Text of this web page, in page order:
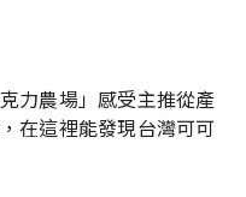
力農場」感受主推從產
在這裡能發現台灣可可